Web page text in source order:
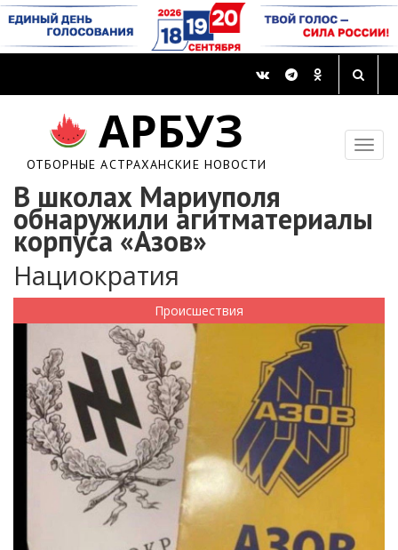
АРБУЗ
ОТБОРНЫЕ АСТРАХАНСКИЕ НОВОСТИ
В школах Мариуполя
обнаружили агитматериалы
корпуса «Азов»
Нациократия
Происшествия